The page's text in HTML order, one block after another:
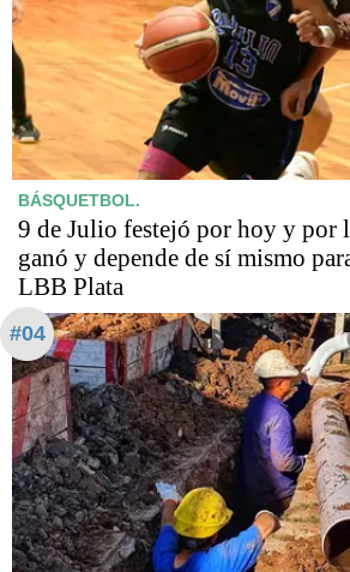
BÁSQUETBOL.
9 de Julio festejó por hoy y por
ganó y depende de sí mismo
LBB Plata
#04